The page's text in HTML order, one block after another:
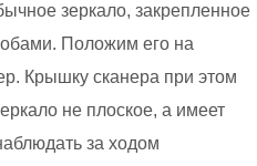
зеркало, закрепленное
Положим его на
Крышку сканера при этом
не плоское, а имеет
за ходом